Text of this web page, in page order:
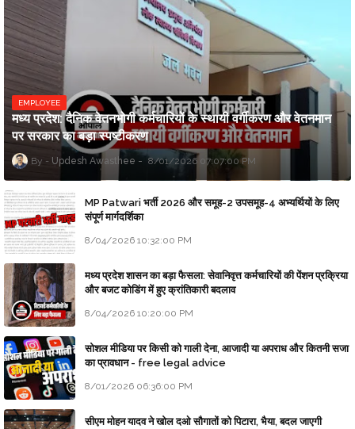
EMPLOYEE
मध्य प्रदेश: दैनिक वेतनभोगी कर्मचारियों के स्थायी वर्गीकरण और वेतनमान
पर सरकार का बड़ा स्पष्टीकरण
Updesh Awasthee 8/01/2026 07:07:00 PM
MP Patwari भर्ती 2026 और समूह-2 उपसमूह-4 अभ्यर्थियों के लिए
संपूर्ण मार्गदर्शिका
8/04/2026 10:32:00 PM
मध्य प्रदेश शासन का बड़ा फैसला: सेवानिवृत्त कर्मचारियों की पेंशन प्रक्रिया
और बजट कोडिंग में हुए क्रांतिकारी बदलाव
8/04/2026 10:20:00 PM
सोशल मीडिया पर किसी को गाली देना, आजादी या अपराध और कितनी सजा
का प्रावधान - free legal advice
8/01/2026 06:36:00 PM
सीएम मोहन यादव ने खोल दओ सौगातों को पिटारा, भैया, बदल जाएगी